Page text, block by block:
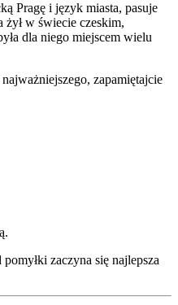
Pragę i język miasta, pasuje
w świecie czeskim,
dla niego miejscem wielu
zapamiętajcie
zaczyna się najlepsza